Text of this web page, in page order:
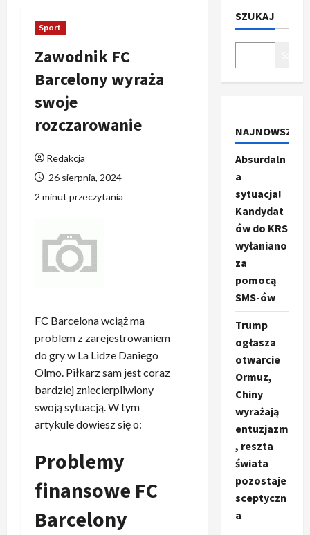
Sport
Zawodnik FC
Barcelony wyraża
swoje
rozczarowanie
Redakcja
26 sierpnia, 2024
2 minut przeczytania
FC Barcelona wciąż ma
problem z zarejestrowaniem
do gry w La Lidze Daniego
Olmo. Piłkarz sam jest coraz
bardziej zniecierpliwiony
swoją sytuacją. W tym
artykule dowiesz się o:
Problemy
finansowe FC
Barcelony
SZUKAJ
NAJNOWSZE
Absurdaln
a
sytuacja!
Kandydat
ów do KRS
wyłaniano
za
pomocą
SMS-ów
Trump
ogłasza
otwarcie
Ormuz,
Chiny
wyrażają
entuzjazm
, reszta
świata
pozostaje
sceptyczn
a